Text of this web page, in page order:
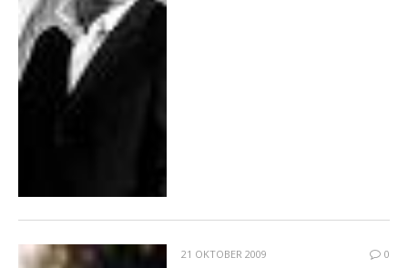
21 OKTOBER 2009 0